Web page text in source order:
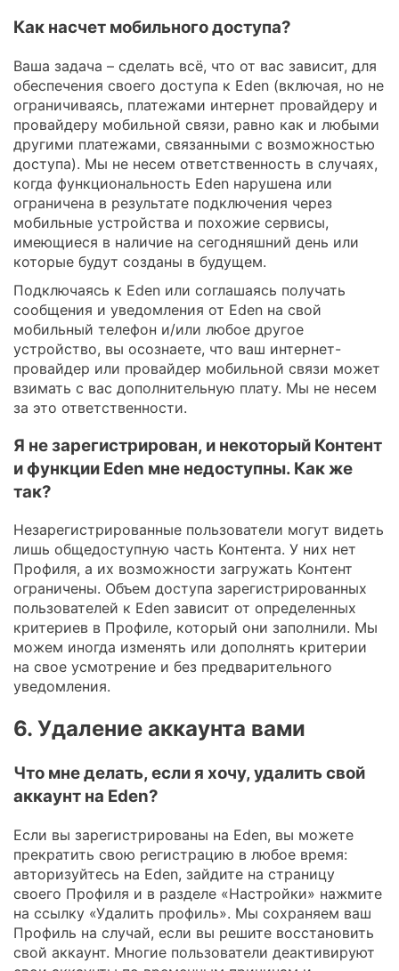
Как насчет мобильного доступа?
Ваша задача – сделать всё, что от вас зависит, для
обеспечения своего доступа к Eden (включая, но не
ограничиваясь, платежами интернет провайдеру и
провайдеру мобильной связи, равно как и любыми
другими платежами, связанными с возможностью
доступа). Мы не несем ответственность в случаях,
когда функциональность Eden нарушена или
ограничена в результате подключения через
мобильные устройства и похожие сервисы,
имеющиеся в наличие на сегодняшний день или
которые будут созданы в будущем.
Подключаясь к Eden или соглашаясь получать
сообщения и уведомления от Eden на свой
мобильный телефон и/или любое другое
устройство, вы осознаете, что ваш интернет-
провайдер или провайдер мобильной связи может
взимать с вас дополнительную плату. Мы не несем
за это ответственности.
Я не зарегистрирован, и некоторый Контент
и функции Eden мне недоступны. Как же
так?
Незарегистрированные пользователи могут видеть
лишь общедоступную часть Контента. У них нет
Профиля, а их возможности загружать Контент
ограничены. Объем доступа зарегистрированных
пользователей к Eden зависит от определенных
критериев в Профиле, который они заполнили. Мы
можем иногда изменять или дополнять критерии
на свое усмотрение и без предварительного
уведомления.
6. Удаление аккаунта вами
Что мне делать, если я хочу, удалить свой
аккаунт на Eden?
Если вы зарегистрированы на Eden, вы можете
прекратить свою регистрацию в любое время:
авторизуйтесь на Eden, зайдите на страницу
своего Профиля и в разделе «Настройки» нажмите
на ссылку «Удалить профиль». Мы сохраняем ваш
Профиль на случай, если вы решите восстановить
свой аккаунт. Многие пользователи деактивируют